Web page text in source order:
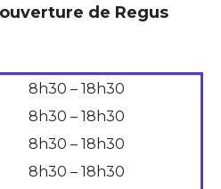
de Regus
8h30 – 18h30
8h30 – 18h30
8h30 – 18h30
8h30 – 18h30